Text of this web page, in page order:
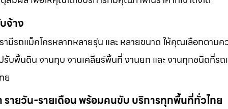
จ้าง
ามีรถแม็คโครหลากหลายรุ่น และ หลายขนาด ให้คุณเลือกตาม
บพื้นดิน งานทุบ งานเคลียร์พื้นที่ งานยก และ งานทุกชนิดที่รถ
ย
รายวัน-รายเดือน พร้อมคนขับ บริการทุกพื้นที่ทั่วไทย